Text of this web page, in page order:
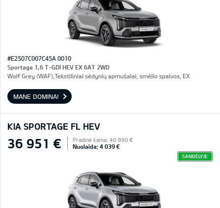
#E2507C007C45A 0010
Sportage 1,6 T-GDI HEV EX 6AT 2WD
Wolf Grey (WAF),Tekstiliniai sėdynių apmušalai, smėlio spalvos, EX
MANE DOMINA!
KIA SPORTAGE FL HEV
36 951 € Pradinė kaina: 40 990 €
Nuolaida: 4 039 €
SANDĖLYJE